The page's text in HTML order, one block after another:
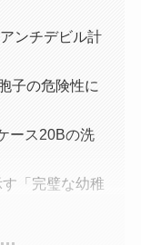
ンチデビル計
子の危険性に
ース20Bの洗
「完璧な幼稚